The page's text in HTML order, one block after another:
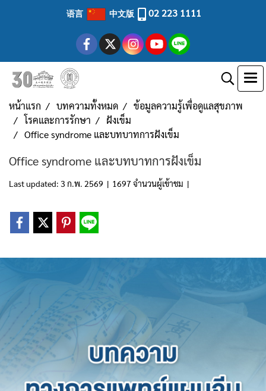
语言 中文版 02 223 1111
หน้าแรก บทความทั้งหมด
ข้อมูลความรู้เพื่อดูแลสุขภาพ
โรคและการรักษา
ฝังเข็ม
Office syndrome และบทบาทการฝังเข็ม
Office syndrome และบทบาทการฝังเข็ม
Last updated: 3 ก.พ. 2569 | 1697 จำนวนผู้เข้าชม |